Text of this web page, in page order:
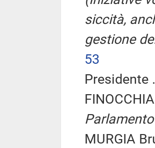
siccità,
gestione
53
Presidente
Parlamento
MURGIA